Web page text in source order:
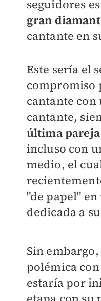
seguidores es
gran
cantante en
Este sería el
compromiso
cantante con
cantante,
última
incluso con
medio, el
"de papel"
dedicada a
Sin
polémica
estaría por